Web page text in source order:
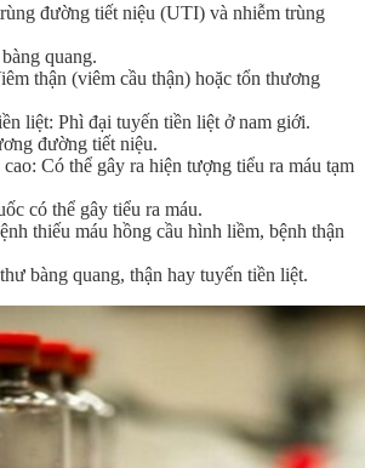
đường tiết niệu (UTI) và nhiễm trùng
quang.
thận (viêm cầu thận) hoặc tổn thương
liệt: Phì đại tuyến tiền liệt ở nam giới.
đường tiết niệu.
Có thể gây ra hiện tượng tiểu ra máu tạm
có thể gây tiểu ra máu.
thiếu máu hồng cầu hình liềm, bệnh thận
bàng quang, thận hay tuyến tiền liệt.